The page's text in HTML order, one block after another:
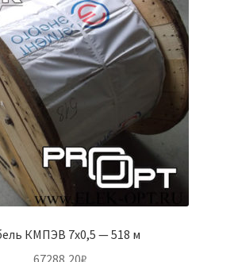
КМПЭВ 7х0,5 — 518 м
67288,20₽